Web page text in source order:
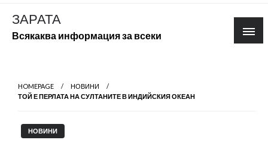
Skip
content
ЗАРАТА
Всякаква информация за всеки
HOMEPAGE
НОВИНИ
ТОЙ Е ПЕРЛАТА НА СУЛТАНИТЕ В ИНДИЙСКИЯ ОКЕАН
НОВИНИ